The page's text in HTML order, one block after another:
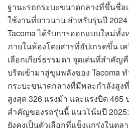
ฐานะรถกระบะขนาดกลางที่ขึ้นชื่อ
ใช้งานที่ยาวนาน สำหรับรุ่นปี 2024
Tacoma ได้รับการออกแบบใหม่ทั้
ภายในห้องโดยสารที่อัปเกรดขึ้น เ
เลือกเกียร์ธรรมดา จุดเด่นที่สำคัญ
บริดเข้ามาสู่ขุมพลังของ Tacoma
กระบะขนาดกลางที่มีพละกำลังสูง
สูงสุด 326 แรงม้า และแรงบิด 465
สำคัญของรถรุ่นนี้ แนวโน้มปี 2025:
ยังคงเป็นตัวเลือกที่แข็งแกร่งในตล